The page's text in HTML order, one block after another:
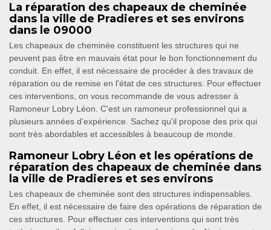
La réparation des chapeaux de cheminée
dans la ville de Pradieres et ses environs
dans le 09000
Les chapeaux de cheminée constituent les structures qui ne
peuvent pas être en mauvais état pour le bon fonctionnement du
conduit. En effet, il est nécessaire de procéder à des travaux de
réparation ou de remise en l'état de ces structures. Pour effectuer
ces interventions, on vous recommande de vous adresser à
Ramoneur Lobry Léon. C'est un ramoneur professionnel qui a
plusieurs années d'expérience. Sachez qu'il propose des prix qui
sont très abordables et accessibles à beaucoup de monde.
Ramoneur Lobry Léon et les opérations de
réparation des chapeaux de cheminée dans
la ville de Pradieres et ses environs
Les chapeaux de cheminée sont des structures indispensables.
En effet, il est nécessaire de faire des opérations de réparation de
ces structures. Pour effectuer ces interventions qui sont très